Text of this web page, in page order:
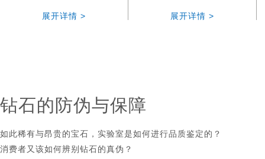
展开详情 > 展开详情 >
钻石的防伪与保障
如此稀有与昂贵的宝石，实验室是如何进行品质鉴定的？
消费者又该如何辨别钻石的真伪？